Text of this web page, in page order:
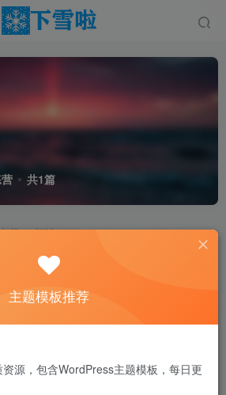
共1篇
赞 评论
础到
主题模板推荐
源，包含WordPress主题模板，每日更